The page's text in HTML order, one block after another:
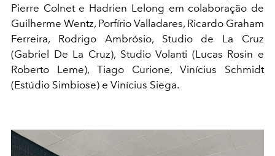
Pierre Colnet e Hadrien Lelong em colaboração de
Guilherme Wentz, Porfírio Valladares, Ricardo Graham
Ferreira, Rodrigo Ambrósio, Studio de La Cruz
(Gabriel De La Cruz), Studio Volanti (Lucas Rosin e
Roberto Leme), Tiago Curione, Vinícius Schmidt
(Estúdio Simbiose) e Vinícius Siega.